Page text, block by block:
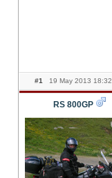
#1 19 May 2013 18:32
RS 800GP